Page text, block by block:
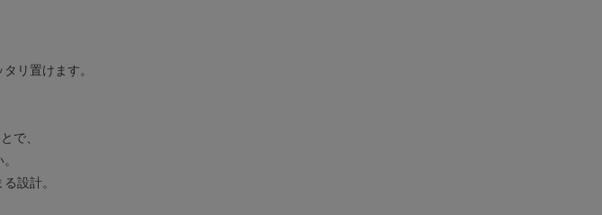
リ置けます。
で、
設計。